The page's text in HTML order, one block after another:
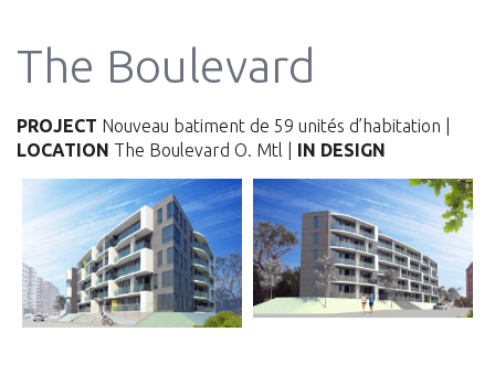
The Boulevard
PROJECT Nouveau batiment de 59 unités d’habitation |
LOCATION The Boulevard O. Mtl | IN DESIGN